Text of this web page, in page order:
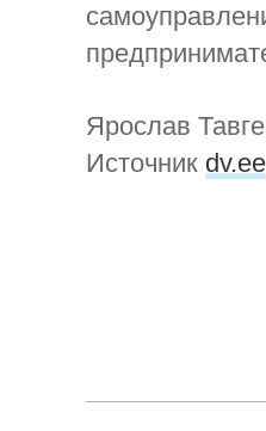
Ярослав
Источник dv.ee